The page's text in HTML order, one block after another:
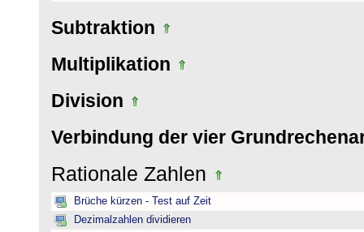
Subtraktion
Multiplikation
Division
Verbindung der vier
Rationale Zahlen
Brüche kürzen - Test auf Zeit
Dezimalzahlen dividieren